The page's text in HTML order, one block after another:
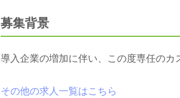
募集背景
導入企業の増加に伴い、この度専任の
その他の求人一覧はこちら